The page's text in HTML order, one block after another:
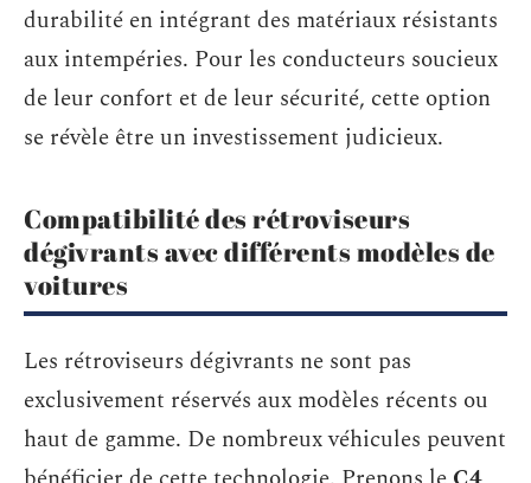
durabilité en intégrant des matériaux résistants
aux intempéries. Pour les conducteurs soucieux
de leur confort et de leur sécurité, cette option
se révèle être un investissement judicieux.
Compatibilité des rétroviseurs
dégivrants avec différents modèles de
voitures
Les rétroviseurs dégivrants ne sont pas
exclusivement réservés aux modèles récents ou
haut de gamme. De nombreux véhicules peuvent